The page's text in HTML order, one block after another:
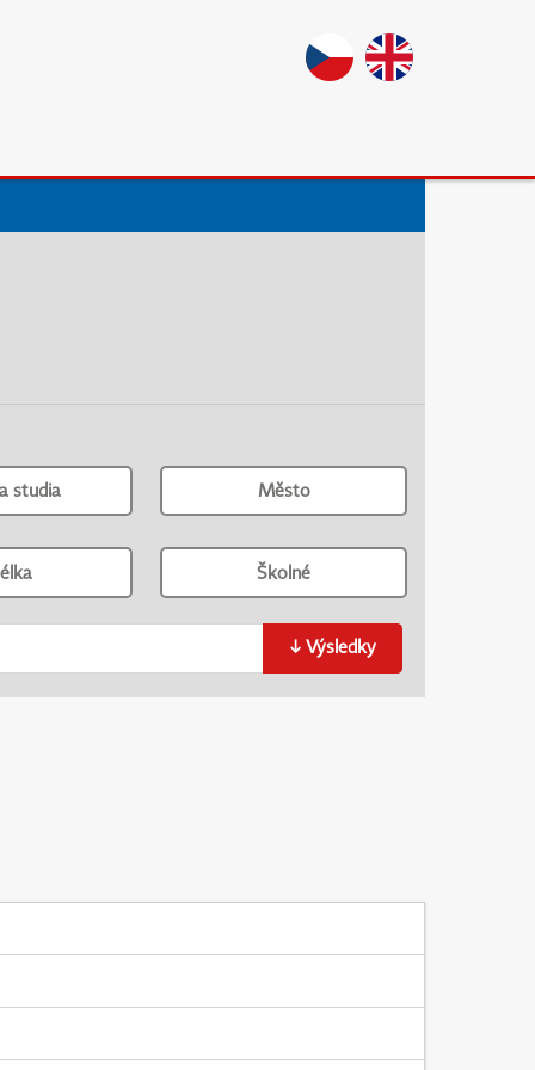
studia Město
Školné
↓ Výsledky